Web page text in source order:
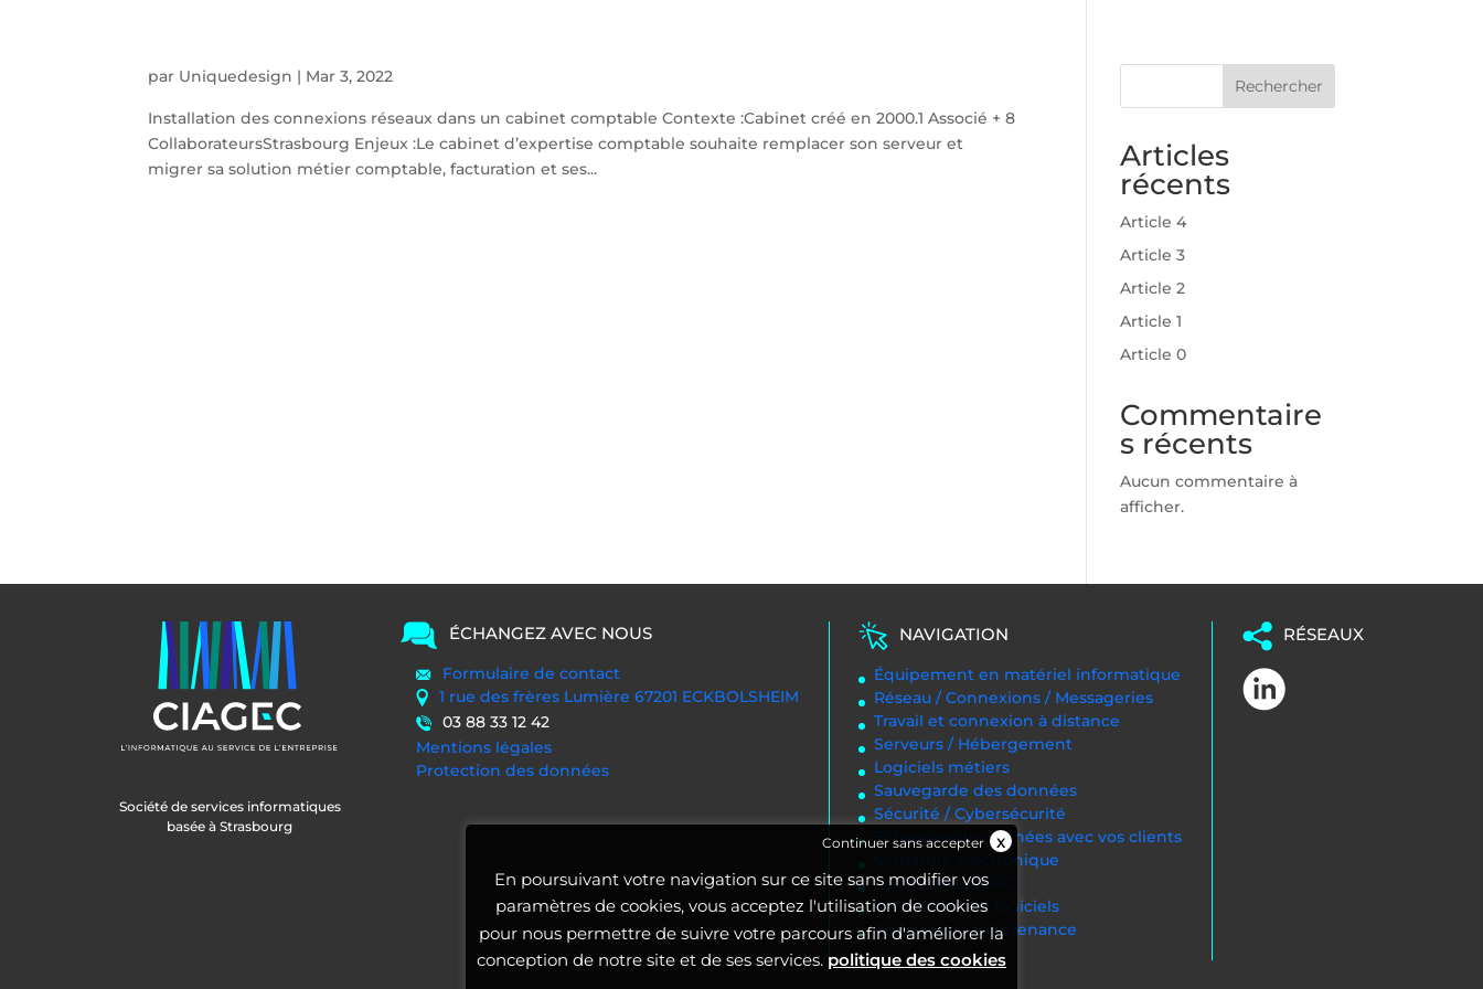
par Uniquedesign | Mar 3, 2022
Installation des connexions réseaux dans un cabinet comptable Contexte :Cabinet créé en 2000.1 Associé + 8
CollaborateursStrasbourg Enjeux :Le cabinet d’expertise comptable souhaite remplacer son serveur et
migrer sa solution métier comptable, facturation et ses...
Rechercher
Articles
récents
Article 4
Article 3
Article 2
Article 1
Article 0
Commentaire
s récents
Aucun commentaire à
afficher.
Société de services informatiques
basée à Strasbourg
ÉCHANGEZ AVEC NOUS
Formulaire de contact
1 rue des frères Lumière 67201 ECKBOLSHEIM
03 88 33 12 42
Mentions légales
Protection des données
NAVIGATION
Équipement en matériel informatique
Réseau / Connexions / Messageries
Travail et connexion à distance
Serveurs / Hébergement
Logiciels métiers
Sauvegarde des données
Sécurité / Cybersécurité
Echanges de données avec vos clients
Signature électronique
Conformité RGPD
Formation aux logiciels
Assistance / Maintenance
RÉSEAUX
Continuer sans accepter
En poursuivant votre navigation sur ce site sans modifier vos
paramètres de cookies, vous acceptez l'utilisation de cookies
pour nous permettre de suivre votre parcours afin d'améliorer la
conception de notre site et de ses services. politique des cookies